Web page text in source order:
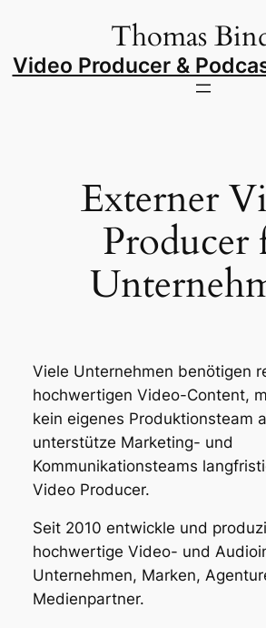
springen
Thomas
Video Producer &
Externer
Producer
Viele Unternehmen benötigen
hochwertigen Video-Content,
kein eigenes Produktionsteam
unterstütze Marketing- und
Kommunikationsteams
Video Producer.
Seit 2010 entwickle und
hochwertige Video- und
Unternehmen, Marken,
Medienpartner.